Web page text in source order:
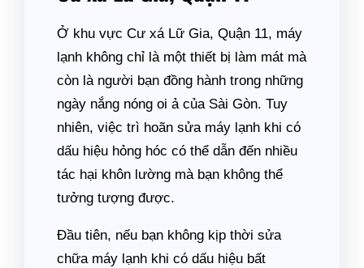
Ở khu vực Cư xá Lữ Gia, Quận 11, máy
lạnh không chỉ là một thiết bị làm mát mà
còn là người bạn đồng hành trong những
ngày nắng nóng oi ả của Sài Gòn. Tuy
nhiên, việc trì hoãn sửa máy lạnh khi có
dấu hiệu hỏng hóc có thể dẫn đến nhiều
tác hại khôn lường mà bạn không thể
tưởng tượng được.
Đầu tiên, nếu bạn không kịp thời sửa
chữa máy lạnh khi có dấu hiệu bất